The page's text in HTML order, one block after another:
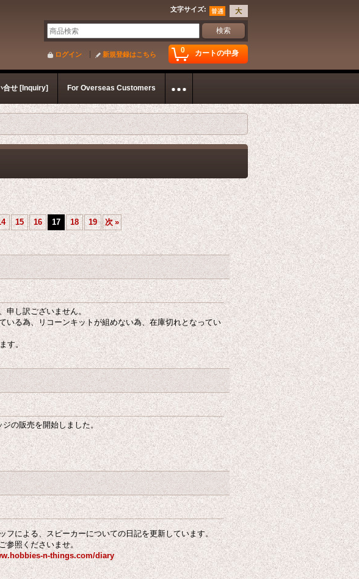
文字サイズ:
0 カートの中身
ログイン 新規登録はこちら
合せ [Inquiry] For Overseas Customers
15 16 17 18 19 次 »
申し訳ございません。
いる為、リコーンキットが組めない為、在庫切れとなってい
す。
の販売を開始しました。
フによる、スピーカーについての日記を更新しています。
参照くださいませ。
n-things.com/diary